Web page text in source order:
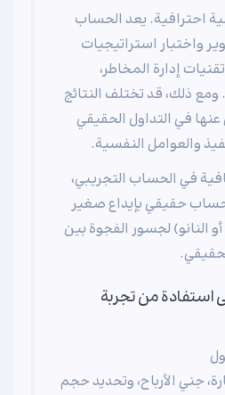
احترافية. يعد الحساب
واختبار استراتيجيات
إدارة المخاطر،
ذلك، قد تختلف النتائج
عنها في التداول الحقيقي
والعوامل النفسية.
في الحساب التجريبي،
حساب حقيقي بإيداع صغير
لجسور الفجوة بين
من تجربة
جني الأرباح، وتحديد حجم